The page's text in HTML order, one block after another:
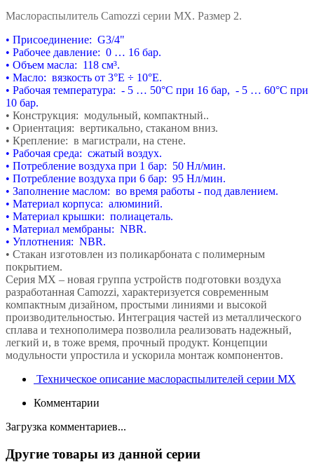
Маслораспылитель Camozzi серии MX. Размер 2.
• Присоединение: G3/4"
• Рабочее давление: 0 … 16 бар.
• Объем масла: 118 см³.
• Масло: вязкость от 3°E ÷ 10°E.
• Рабочая температура: - 5 … 50°С при 16 бар, - 5 … 60°С при
10 бар.
• Конструкция: модульный, компактный..
• Ориентация: вертикально, стаканом вниз.
• Крепление: в магистрали, на стене.
• Рабочая среда: сжатый воздух.
• Потребление воздуха при 1 бар: 50 Нл/мин.
• Потребление воздуха при 6 бар: 95 Нл/мин.
• Заполнение маслом: во время работы - под давлением.
• Материал корпуса: алюминий.
• Материал крышки: полиацеталь.
• Материал мембраны: NBR.
• Уплотнения: NBR.
• Стакан изготовлен из поликарбоната с полимерным
покрытием.
Серия МХ – новая группа устройств подготовки воздуха
разработанная Camozzi, характеризуется современным
компактным дизайном, простыми линиями и высокой
производительностью. Интеграция частей из металлического
сплава и технополимера позволила реализовать надежный,
легкий и, в тоже время, прочный продукт. Концепции
модульности упростила и ускорила монтаж компонентов.
Техническое описание маслораспылителей серии MX
Комментарии
Загрузка комментариев...
Другие товары из данной серии